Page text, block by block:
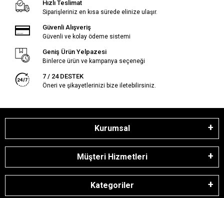
Hızlı Teslimat
Siparişleriniz en kısa sürede elinize ulaşır.
Güvenli Alışveriş
Güvenli ve kolay ödeme sistemi
Geniş Ürün Yelpazesi
Binlerce ürün ve kampanya seçeneği
7 / 24 DESTEK
Öneri ve şikayetlerinizi bize iletebilirsiniz.
Kurumsal
Müşteri Hizmetleri
Kategoriler